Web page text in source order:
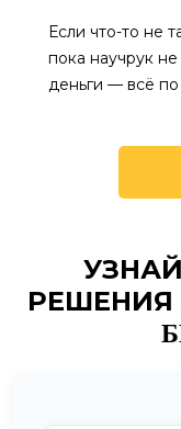
Если что-то не
пока научрук
деньги — всё
РЕШЕНИЯ